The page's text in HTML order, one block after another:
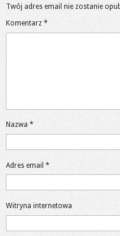
Twój adres email nie zostanie
Komentarz *
Nazwa *
Adres email *
Witryna internetowa